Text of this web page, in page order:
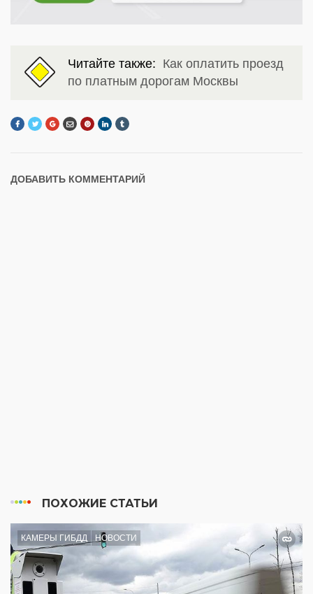
Читайте также: Как оплатить проезд
по платным дорогам Москвы
ДОБАВИТЬ КОММЕНТАРИЙ
ПОХОЖИЕ СТАТЬИ
КАМЕРЫ ГИБДД НОВОСТИ